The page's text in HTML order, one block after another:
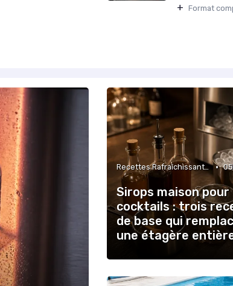
+ Format
Recettes Rafraîchissantes •
Sirops maison pour
cocktails : trois
de base qui
une étagère